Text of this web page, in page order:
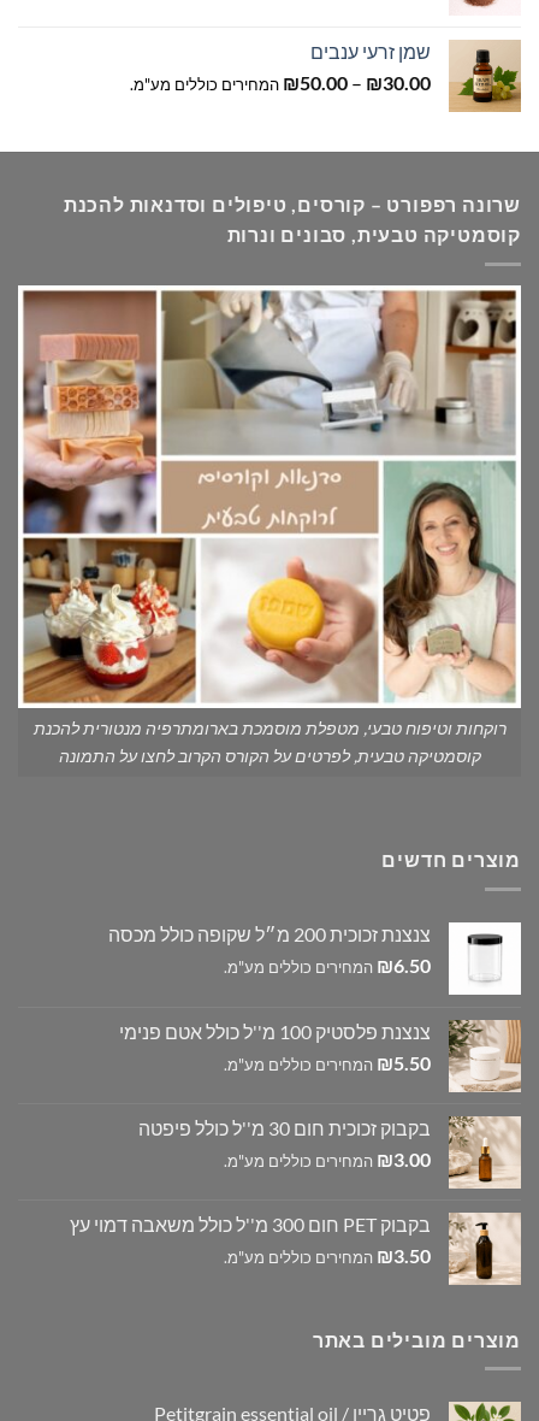
שמן זרעי ענבים
₪30.00
–
₪50.00
טווח
עד
המחירים כוללים מע"מ.
שרונה רפפורט – קורסים, טיפולים וסדנאות להכנת
קוסמטיקה טבעית, סבונים ונרות
רוקחות וטיפוח טבעי, מטפלת מוסמכת בארומתרפיה מנטורית להכנת
קוסמטיקה טבעית, לפרטים על הקורס הקרוב לחצו על התמונה
מוצרים חדשים
צנצנת זכוכית 200 מ״ל שקופה כולל מכסה
₪6.50 המחירים כוללים מע"מ.
צנצנת פלסטיק 100 מ''ל כולל אטם פנימי
₪5.50 המחירים כוללים מע"מ.
בקבוק זכוכית חום 30 מ''ל כולל פיפטה
₪3.00 המחירים כוללים מע"מ.
בקבוק PET חום 300 מ''ל כולל משאבה דמוי עץ
₪3.50 המחירים כוללים מע"מ.
מוצרים מובילים באתר
פטיט גריין / Petitgrain essential oil